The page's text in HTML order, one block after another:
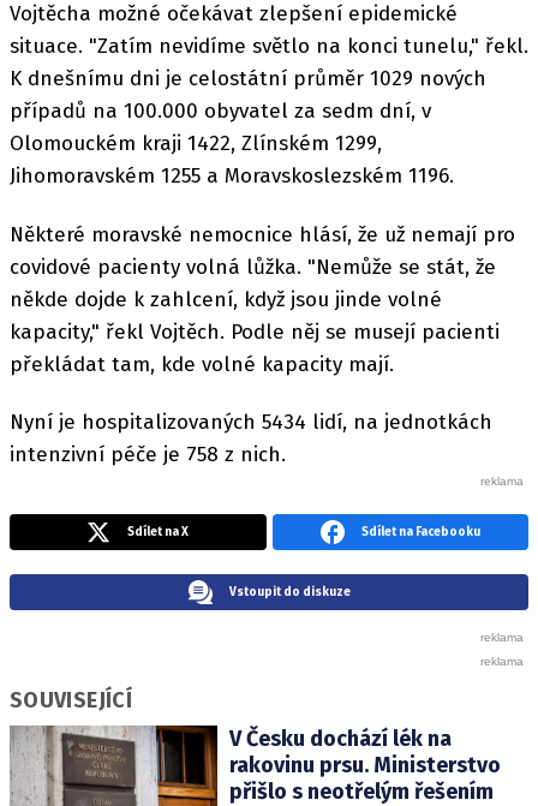
Vojtěcha možné očekávat zlepšení epidemické
situace. "Zatím nevidíme světlo na konci tunelu," řekl.
K dnešnímu dni je celostátní průměr 1029 nových
případů na 100.000 obyvatel za sedm dní, v
Olomouckém kraji 1422, Zlínském 1299,
Jihomoravském 1255 a Moravskoslezském 1196.
Některé moravské nemocnice hlásí, že už nemají pro
covidové pacienty volná lůžka. "Nemůže se stát, že
někde dojde k zahlcení, když jsou jinde volné
kapacity," řekl Vojtěch. Podle něj se musejí pacienti
překládat tam, kde volné kapacity mají.
Nyní je hospitalizovaných 5434 lidí, na jednotkách
intenzivní péče je 758 z nich.
Sdílet na X Sdílet na Facebooku
Vstoupit do diskuze
SOUVISEJÍCÍ
V Česku dochází lék na
rakovinu prsu. Ministerstvo
přišlo s neotřelým řešením